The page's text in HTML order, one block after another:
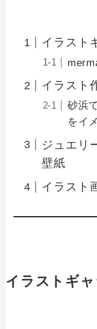
イラスト
イラスト
砂浜
をイ
ジュエリ
壁紙
イラスト
イラストギ